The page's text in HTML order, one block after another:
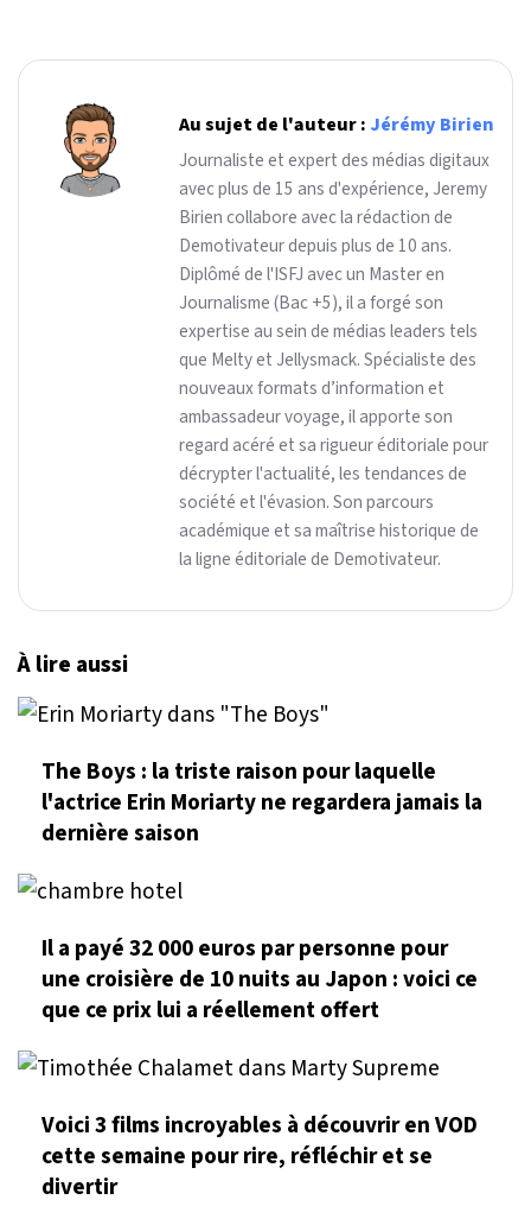
Au sujet de l'auteur : Jérémy Birien
Journaliste et expert des médias digitaux
avec plus de 15 ans d'expérience, Jeremy
Birien collabore avec la rédaction de
Demotivateur depuis plus de 10 ans.
Diplômé de l'ISFJ avec un Master en
Journalisme (Bac +5), il a forgé son
expertise au sein de médias leaders tels
que Melty et Jellysmack. Spécialiste des
nouveaux formats d’information et
ambassadeur voyage, il apporte son
regard acéré et sa rigueur éditoriale pour
décrypter l'actualité, les tendances de
société et l'évasion. Son parcours
académique et sa maîtrise historique de
la ligne éditoriale de Demotivateur.
À lire aussi
The Boys : la triste raison pour laquelle
l'actrice Erin Moriarty ne regardera jamais la
dernière saison
Il a payé 32 000 euros par personne pour
une croisière de 10 nuits au Japon : voici ce
que ce prix lui a réellement offert
Voici 3 films incroyables à découvrir en VOD
cette semaine pour rire, réfléchir et se
divertir